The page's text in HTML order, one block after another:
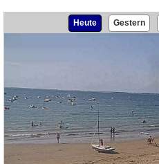
Heute Gestern